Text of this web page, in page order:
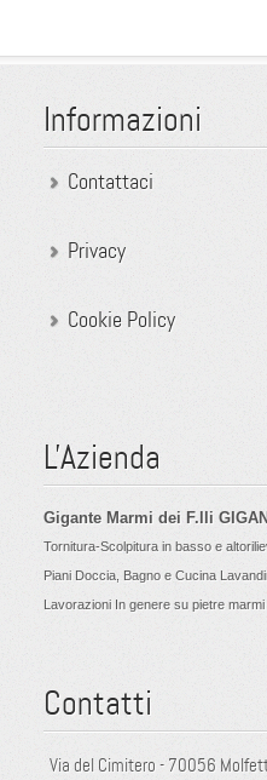
Informazioni
Contattaci
Privacy
Cookie Policy
L'Azienda
Gigante Marmi dei F.lli
Tornitura-Scolpitura in basso e
Piani Doccia, Bagno e Cucina
Lavorazioni In genere su pietre
Contatti
Via del Cimitero - 70056